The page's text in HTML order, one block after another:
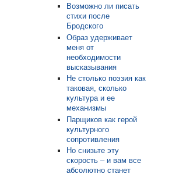
Возможно ли писать
стихи после
Бродского
Образ удерживает
меня от
необходимости
высказывания
Не столько поэзия как
таковая, сколько
культура и ее
механизмы
Парщиков как герой
культурного
сопротивления
Но снизьте эту
скорость – и вам все
абсолютно станет